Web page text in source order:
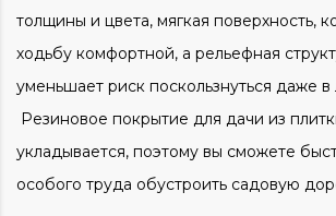
толщины и цвета, мягкая поверхность,
ходьбу комфортной, а рельефная
уменьшает риск поскользнуться даже в
Резиновое покрытие для дачи из
укладывается, поэтому вы сможете
особого труда обустроить садовую